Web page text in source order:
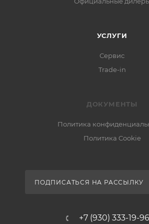
УСЛУГИ
Сервис
Trade-in
ДОКУМЕНТЫ
Политика
Политика Cookie
ПОДПИСАТЬСЯ НА РАССЫЛКУ
+7 (930) 333-19-96